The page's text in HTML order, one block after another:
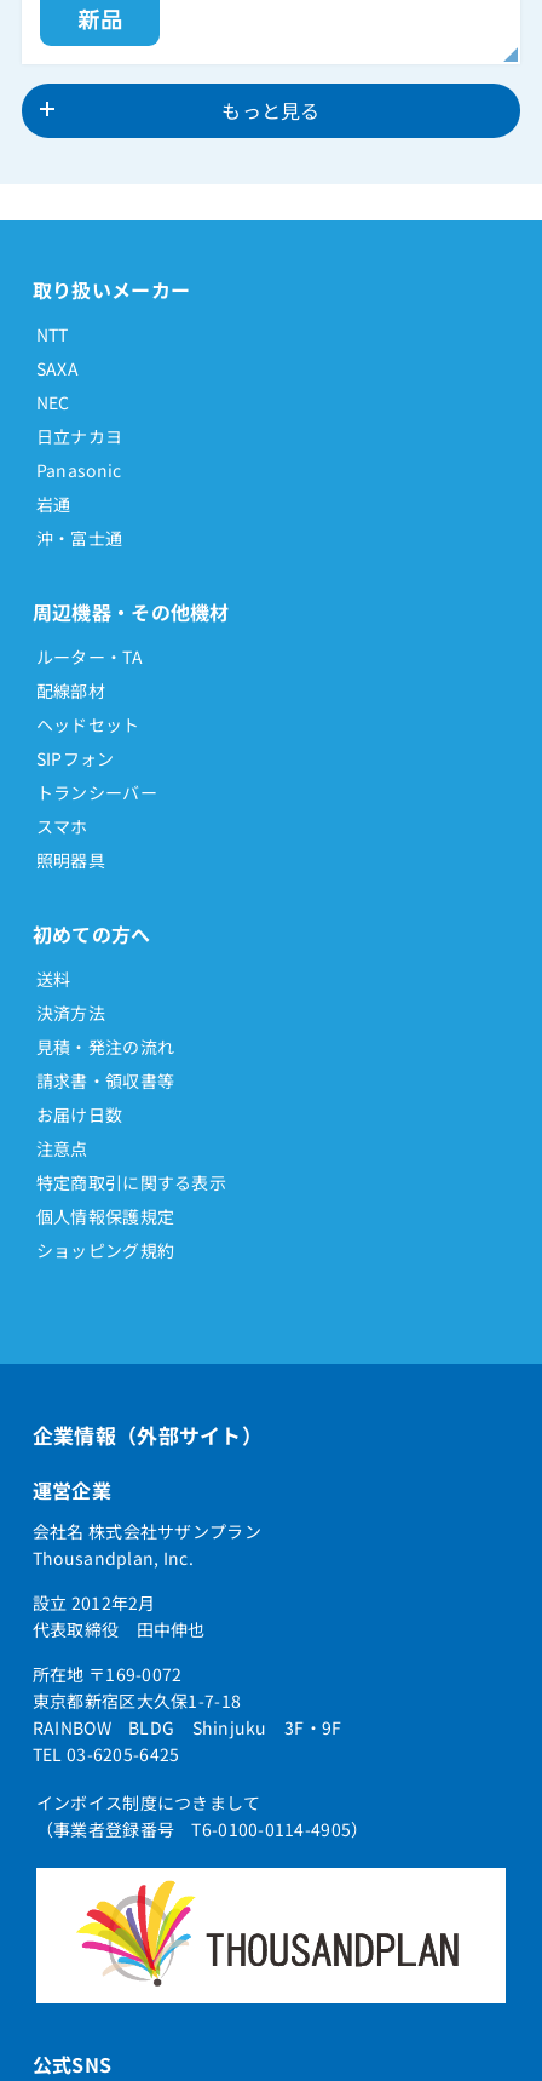
もっと見る
取り扱いメーカー
NTT
SAXA
NEC
日立ナカヨ
Panasonic
岩通
沖・富士通
周辺機器・その他機材
ルーター・TA
配線部材
ヘッドセット
SIPフォン
トランシーバー
スマホ
照明器具
初めての方へ
送料
決済方法
見積・発注の流れ
請求書・領収書等
お届け日数
注意点
特定商取引に関する表示
個人情報保護規定
ショッピング規約
企業情報（外部サイト）
運営企業
会社名 株式会社サザンプラン
Thousandplan, Inc.
設立 2012年2月
代表取締役 田中伸也
所在地 〒169-0072
東京都新宿区大久保1-7-18
RAINBOW BLDG Shinjuku 3F・9F
TEL 03-6205-6425
インボイス制度につきまして
（事業者登録番号 T6-0100-0114-4905）
公式SNS